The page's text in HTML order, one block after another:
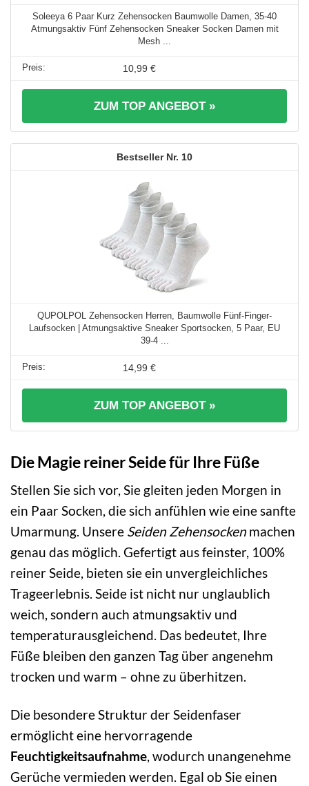
Soleeya 6 Paar Kurz Zehensocken Baumwolle Damen, 35-40
Atmungsaktiv Fünf Zehensocken Sneaker Socken Damen mit
Mesh ...
10,99 €
ZUM TOP ANGEBOT »
10
QUPOLPOL Zehensocken Herren, Baumwolle Fünf-Finger-
Laufsocken | Atmungsaktive Sneaker Sportsocken, 5 Paar, EU
39-4 ...
14,99 €
ZUM TOP ANGEBOT »
Die Magie reiner Seide für Ihre Füße
Stellen Sie sich vor, Sie gleiten jeden Morgen in
ein Paar Socken, die sich anfühlen wie eine sanfte
Umarmung. Unsere Seiden Zehensockenmachen
genau das möglich. Gefertigt aus feinster, 100%
reiner Seide, bieten sie ein unvergleichliches
Trageerlebnis. Seide ist nicht nur unglaublich
weich, sondern auch atmungsaktiv und
temperaturausgleichend. Das bedeutet, Ihre
Füße bleiben den ganzen Tag über angenehm
trocken und warm – ohne zu überhitzen.
Die besondere Struktur der Seidenfaser
ermöglicht eine hervorragende
Feuchtigkeitsaufnahme, wodurch unangenehme
Gerüche vermieden werden. Egal ob Sie einen